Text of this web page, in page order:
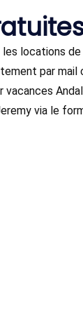
locations
par mail
vacances
via le